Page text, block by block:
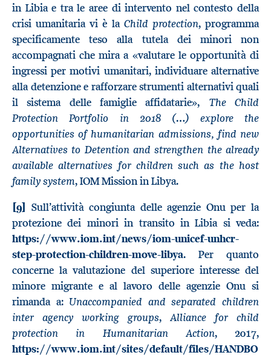
in Libia e tra le aree di intervento nel contesto della
crisi umanitaria vi è la Child protection, programma
specificamente teso alla tutela dei minori non
accompagnati che mira a «valutare le opportunità di
ingressi per motivi umanitari, individuare alternative
alla detenzione e rafforzare strumenti alternativi quali
il sistema delle famiglie affidatarie», The Child
Protection Portfolio in 2018 (…) explore the
opportunities of humanitarian admissions, find new
Alternatives to Detention and strengthen the already
available alternatives for children such as the host
family system, IOM Mission in Libya.
[9] Sull’attività congiunta delle agenzie Onu per la
protezione dei minori in transito in Libia si veda:
https://www.iom.int/news/iom-unicef-unhcr-
step-protection-children-move-libya. Per quanto
concerne la valutazione del superiore interesse del
minore migrante e al lavoro delle agenzie Onu si
rimanda a: Unaccompanied and separated children
inter agency working groups, Alliance for child
protection in Humanitarian Action, 2017,
https://www.iom.int/sites/default/files/HANDBO